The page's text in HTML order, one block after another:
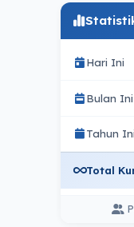
Hari Ini
Bulan Ini
Tahun Ini
Total